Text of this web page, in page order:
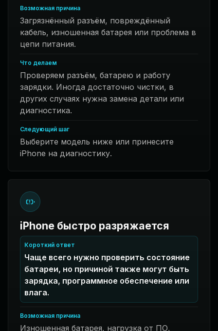
Возможная причина
Загрязнённый разъём, повреждённый
кабель, изношенная батарея или проблема в
цепи питания.
Что делаем
Проверяем разъём, батарею и работу
зарядки. Иногда достаточно чистки, в
других случаях нужна замена детали или
диагностика.
Следующий шаг
Выберите модель ниже или принесите
iPhone на диагностику.
iPhone быстро разряжается
Короткий ответ
Чаще всего нужно проверить состояние
батареи, но причиной также могут быть
зарядка, программное обеспечение или
влага.
Возможная причина
Изношенная батарея, нагрузка от ПО,